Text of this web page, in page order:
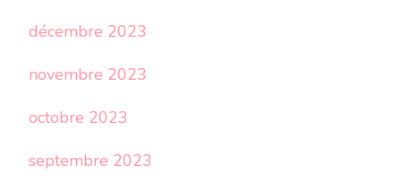
décembre 2023
novembre 2023
octobre 2023
septembre 2023